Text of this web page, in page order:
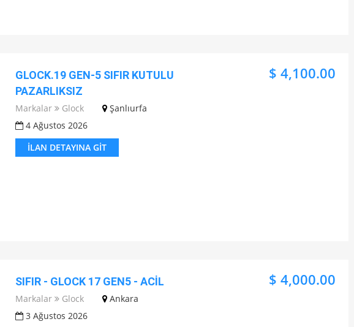
GLOCK.19 GEN-5 SIFIR KUTULU
PAZARLIKSIZ
Markalar Glock
Şanlıurfa
4 Ağustos 2026
İLAN DETAYINA GIT
$ 4,100.00
SIFIR - GLOCK 17 GEN5 - ACİL
Markalar Glock
Ankara
3 Ağustos 2026
$ 4,000.00